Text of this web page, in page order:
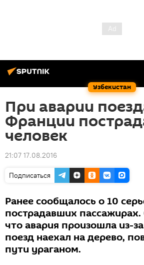
Узбекистан
При аварии
Франции
человек
21:07 17.08.2016
Подписаться
Ранее сообщалось о 10
пострадавших
что авария произошла из-
поезд наехал на дерево,
пути ураганом.